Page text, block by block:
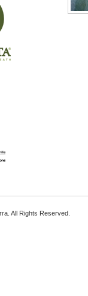
All Rights Reserved.